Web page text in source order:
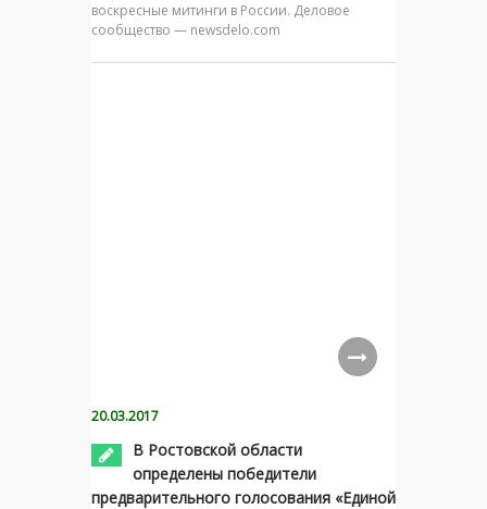
воскресные митинги в России. Деловое
сообщество — newsdelo.com
20.03.2017
В Ростовской области
определены победители
предварительного голосования «Единой